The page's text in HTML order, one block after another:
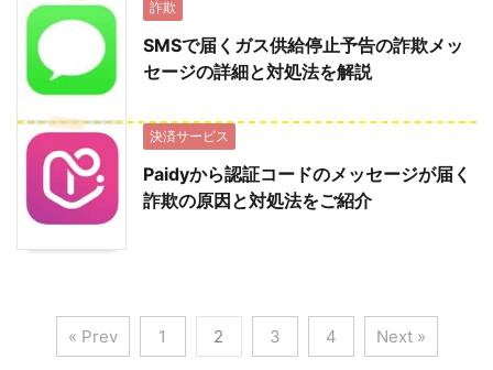
詐欺
SMSで届くガス供給停止予告の詐欺メッ
セージの詳細と対処法を解説
決済サービス
Paidyから認証コードのメッセージが届く
詐欺の原因と対処法をご紹介
« Prev 1 2 3 4 Next »